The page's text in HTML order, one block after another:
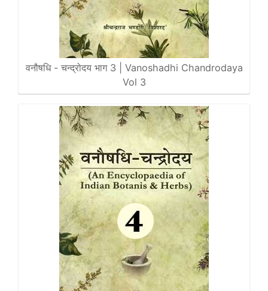
वनौषधि - चन्द्रोदय भाग 3 | Vanoshadhi Chandrodaya
Vol 3